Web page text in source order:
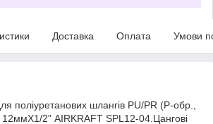
Доставка Оплата Умови
поліуретанових шлангів PU/PR (Р-обр.,
12ммХ1/2" AIRKRAFT SPL12-04.Цангові